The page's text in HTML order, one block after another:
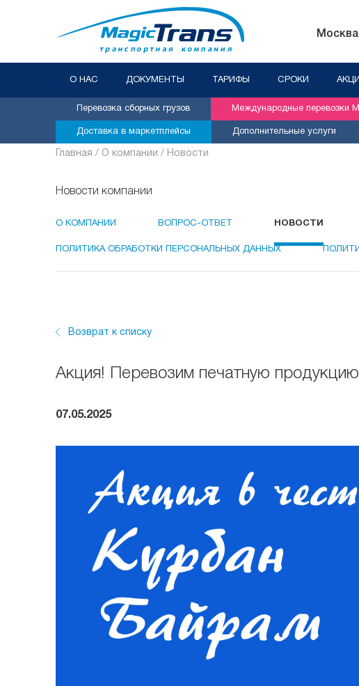
Москва
О НАС ДОКУМЕНТЫ ТАРИФЫ СРОКИ
Перевозка сборных грузов Международные перевозки
Доставка в маркетплейсы Дополнительные услуги
Главная / О компании / Новости
Новости компании
О КОМПАНИИ ВОПРОС-ОТВЕТ НОВОСТИ
ПОЛИТИКА ОБРАБОТКИ ПЕРСОНАЛЬНЫХ ДАННЫХ
Возврат к списку
Акция! Перевозим печатную
07.05.2025